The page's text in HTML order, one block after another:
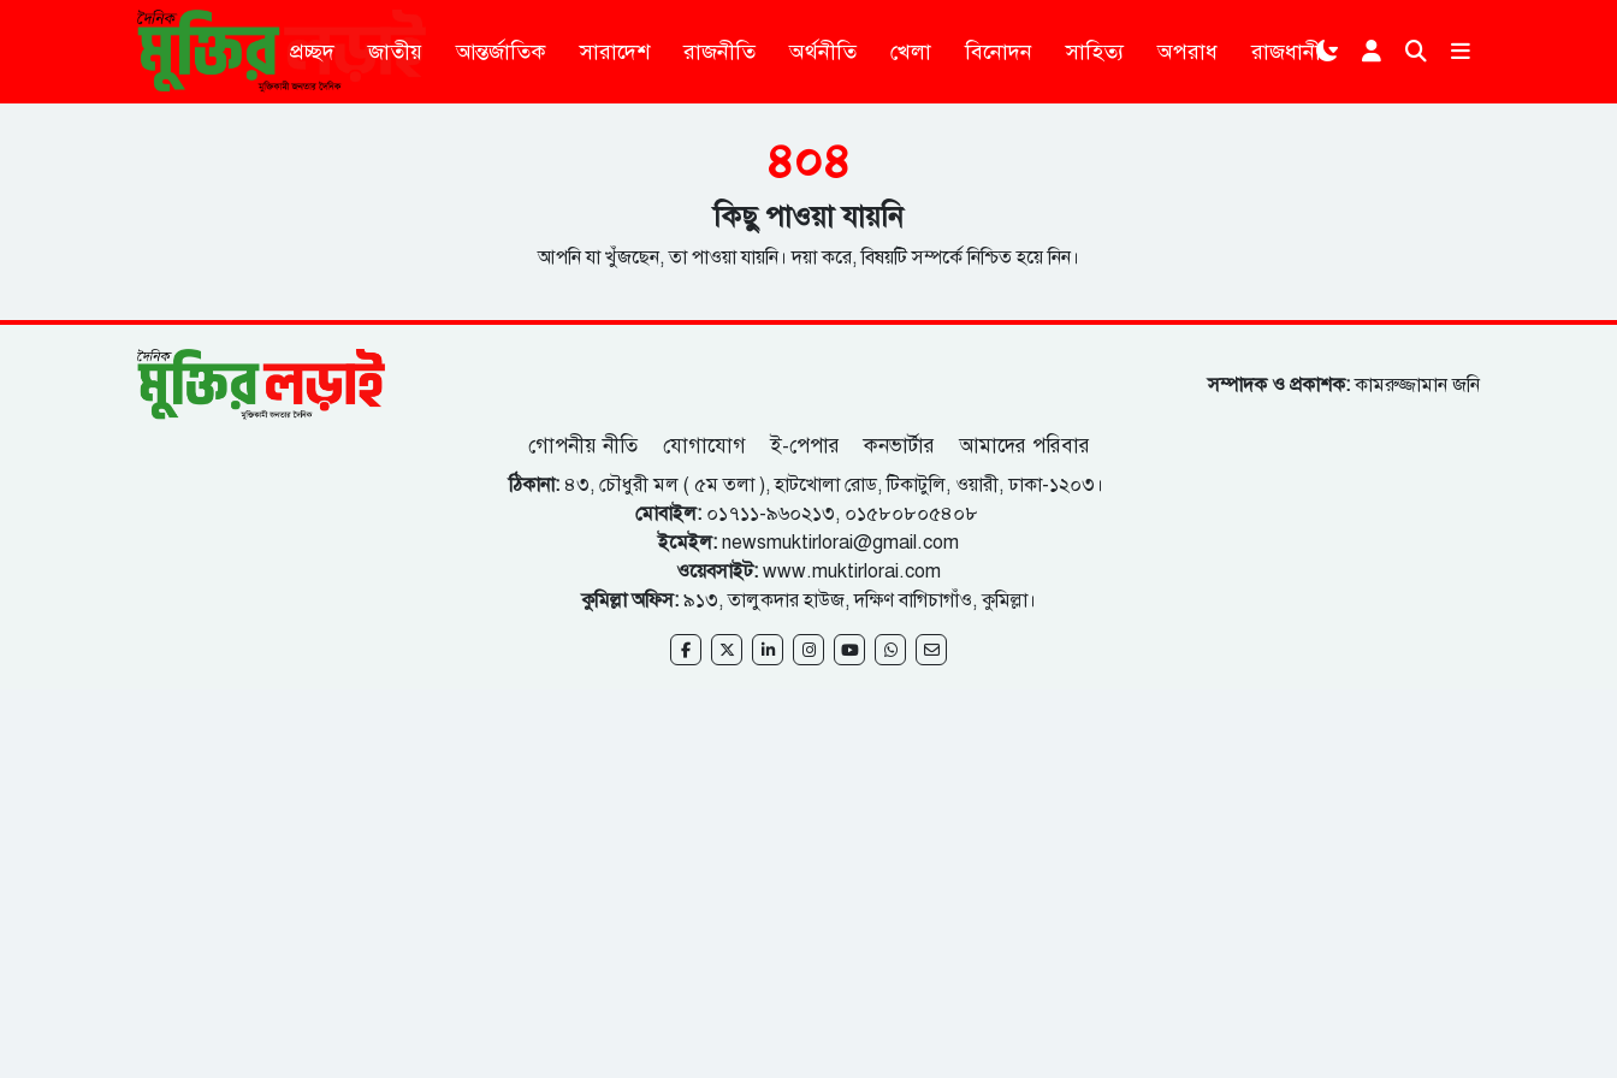
প্রচ্ছদ জাতীয় আন্তর্জাতিক সারাদেশ রাজনীতি অর্থনীতি খেলা বিনোদন সাহিত্য অপরাধ রাজধানী
৪০৪
কিছু পাওয়া যায়নি
আপনি যা খুঁজছেন, তা পাওয়া যায়নি। দয়া করে, বিষয়টি সম্পর্কে নিশ্চিত হয়ে নিন।
সম্পাদক ও প্রকাশক:কামরুজ্জামান জনি
গোপনীয় নীতি যোগাযোগ ই-পেপার কনভার্টার আমাদের পরিবার
ঠিকানা: ৪৩, চৌধুরী মল ( ৫ম তলা ), হাটখোলা রোড, টিকাটুলি, ওয়ারী, ঢাকা-১২০৩।
মোবাইল:০১৭১১-৯৬০২১৩, ০১৫৮০৮০৫৪০৮
ইমেইল: newsmuktirlorai@gmail.com
ওয়েবসাইট: www.muktirlorai.com
কুমিল্লা অফিস: ৯১৩, তালুকদার হাউজ, দক্ষিণ বাগিচাগাঁও, কুমিল্লা।